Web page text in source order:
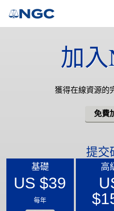
加
獲得在線資源的
免費
提交
基礎
US $39
每年
高